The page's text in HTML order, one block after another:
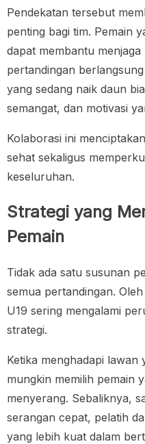
Pendekatan tersebut
penting bagi tim. Pemain
dapat membantu
pertandingan
yang sedang naik daun
semangat, dan motivasi
Kolaborasi ini
sehat sekaligus
keseluruhan.
Strategi yang
Pemain
Tidak ada satu susunan
semua pertandingan.
U19 sering mengalami
strategi.
Ketika menghadapi
mungkin memilih pemain
menyerang. Sebaliknya,
serangan cepat, pelatih
yang lebih kuat dalam